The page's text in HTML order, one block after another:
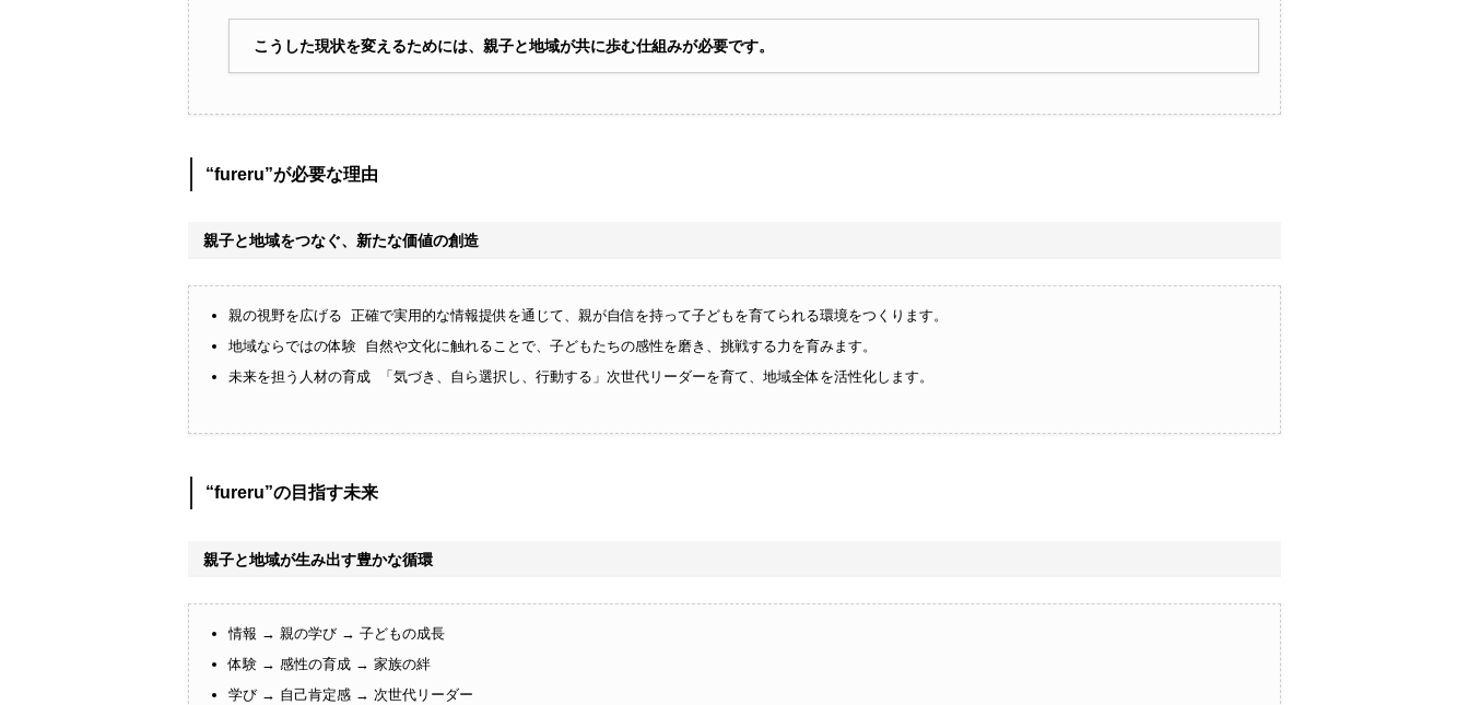
こうした現状を変えるためには、親子と地域が共に歩む仕組みが必要です。
“fureru”が必要な理由
親子と地域をつなぐ、新たな価値の創造
親の視野を広げる 正確で実用的な情報提供を通じて、親が自信を持って子どもを育てられる環境をつくります。
地域ならではの体験 自然や文化に触れることで、子どもたちの感性を磨き、挑戦する力を育みます。
未来を担う人材の育成 「気づき、自ら選択し、行動する」次世代リーダーを育て、地域全体を活性化します。
“fureru”の目指す未来
親子と地域が生み出す豊かな循環
情報 → 親の学び → 子どもの成長
体験 → 感性の育成 → 家族の絆
学び → 自己肯定感 → 次世代リーダー